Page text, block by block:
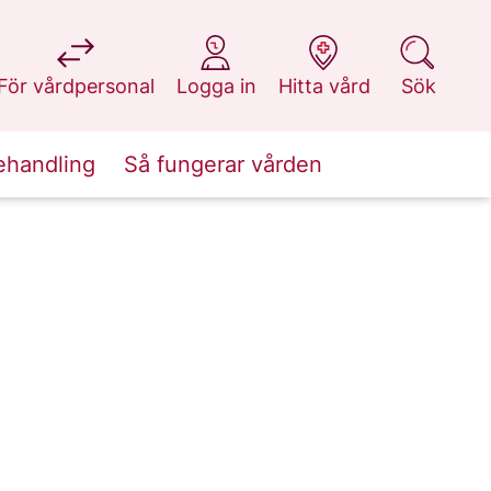
vårdpersonal
på 1177.se
Logga in
på 1177.se
Hitta vård
på 1177.se
Sök
på 1177.se
Så fungerar vården